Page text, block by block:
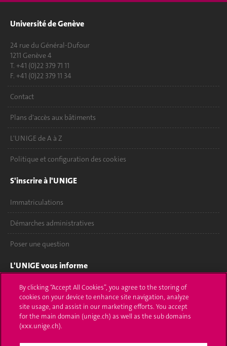
Université de Genève
24 rue du Général-Dufour
1211 Genève 4
T. +41 (0)22 379 71 11
F. +41 (0)22 379 11 34
Contact
Plans d'accès aux bâtiments
L'UNIGE de A à Z
Politique et configuration des cookies
S'inscrire à l'UNIGE
Immatriculations
Démarches administratives
Poser une question
L'UNIGE vous informe
UNIGE Mobile
Médias
Offres d'emploi
By clicking “Accept All Cookies”, you agree to the storing of
cookies on your device to enhance site navigation, analyze
site usage, and assist in our marketing efforts. You accept
for the main domain (unige.ch) as well as the sub domains
(xxx.unige.ch).